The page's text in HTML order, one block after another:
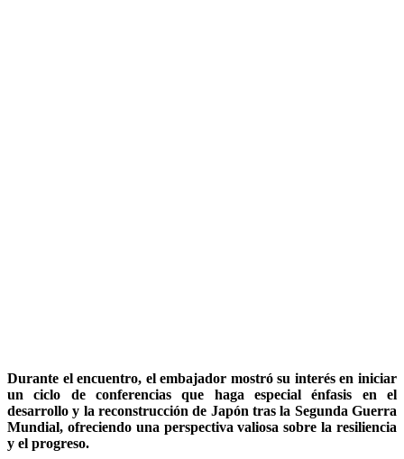
Durante el encuentro, el embajador mostró su interés en iniciar
un ciclo de conferencias que haga especial énfasis en el
desarrollo y la reconstrucción de Japón tras la Segunda Guerra
Mundial, ofreciendo una perspectiva valiosa sobre la resiliencia
y el progreso.